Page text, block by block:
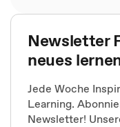
Newsletter
neues
Jede Woche
Learning.
Newsletter!